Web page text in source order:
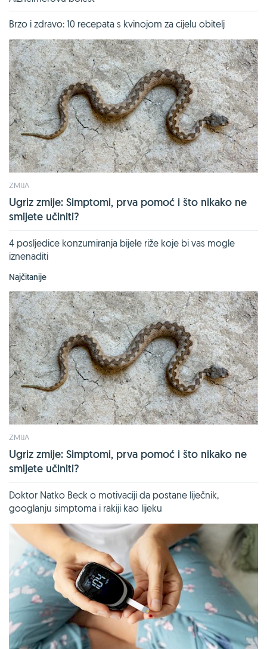
Brzo i zdravo: 10 recepata s kvinojom za cijelu obitelj
ZMIJA
Ugriz zmije: Simptomi, prva pomoć i što nikako ne
smijete učiniti?
4 posljedice konzumiranja bijele riže koje bi vas mogle
iznenaditi
Najčitanije
ZMIJA
Ugriz zmije: Simptomi, prva pomoć i što nikako ne
smijete učiniti?
Doktor Natko Beck o motivaciji da postane liječnik,
googlanju simptoma i rakiji kao lijeku